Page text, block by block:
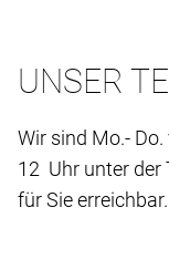
UNSER
Wir sind Mo.-
12 Uhr unter der
für Sie erreichbar.